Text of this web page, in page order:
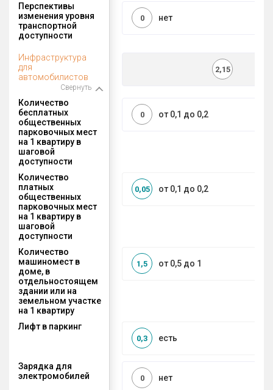
Перспективы
изменения уровня
транспортной
доступности
нет
0
Инфраструктура
для
автомобилистов
Свернуть
2,15
Количество
бесплатных
общественных
парковочных мест
на 1 квартиру в
шаговой
доступности
от 0,1 до 0,2
0
Количество
платных
общественных
парковочных мест
на 1 квартиру в
шаговой
доступности
от 0,1 до 0,2
0,05
Количество
машиномест в
доме, в
отдельностоящем
здании или на
земельном участке
на 1 квартиру
от 0,5 до 1
1,5
Лифт в паркинг
есть
0,3
Зарядка для
электромобилей
нет
0